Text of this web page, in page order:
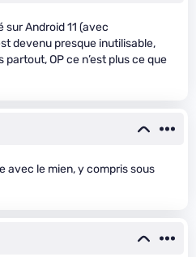
sur Android 11 (avec
devenu presque inutilisable,
OP ce n’est plus ce que
avec le mien, y compris sous